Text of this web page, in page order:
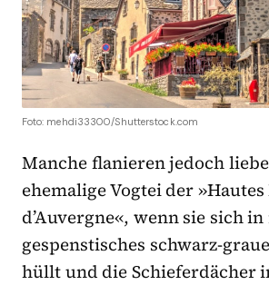
Foto: mehdi33300/Shutterstock.com
Manche flanieren jedoch
ehemalige Vogtei der
d’Auvergne«, wenn sie sich
gespenstisches schwarz-
hüllt und die Schieferdächer